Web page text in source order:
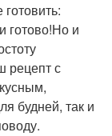
готово!Но и
рецепт с
будней, так и